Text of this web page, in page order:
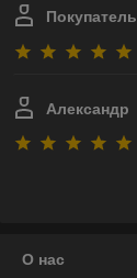
Покупатель
Александр
О нас